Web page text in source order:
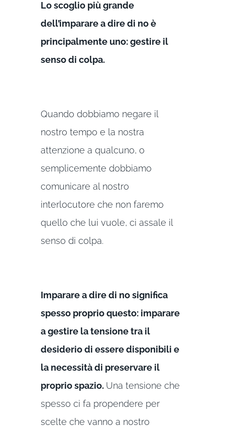
Lo scoglio più grande
dell’imparare a dire di no è
principalmente uno: gestire il
senso di colpa.
Quando dobbiamo negare il
nostro tempo e la nostra
attenzione a qualcuno, o
semplicemente dobbiamo
comunicare al nostro
interlocutore che non faremo
quello che lui vuole, ci assale il
senso di colpa.
Imparare a dire di no significa
spesso proprio questo: imparare
a gestire la tensione tra il
desiderio di essere disponibili e
la necessità di preservare il
proprio spazio. Una tensione che
spesso ci fa propendere per
scelte che vanno a nostro